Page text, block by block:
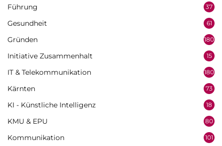
Führung 37
Gesundheit 61
Gründen 180
Initiative Zusammenhalt 15
IT & Telekommunikation 180
Kärnten 73
KI - Künstliche Intelligenz 18
KMU & EPU 80
Kommunikation 101